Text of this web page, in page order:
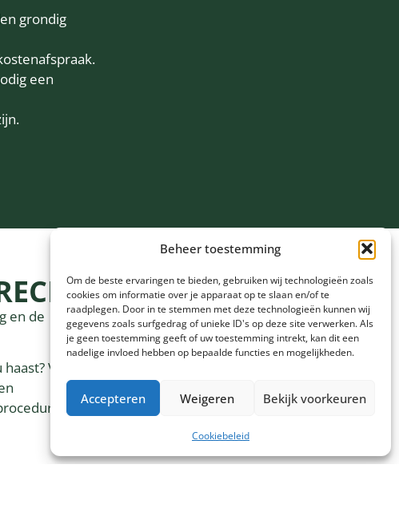
Beheer toestemming
Om de beste ervaringen te bieden, gebruiken wij technologieën zoals
cookies om informatie over je apparaat op te slaan en/of te
raadplegen. Door in te stemmen met deze technologieën kunnen wij
gegevens zoals surfgedrag of unieke ID's op deze site verwerken. Als
je geen toestemming geeft of uw toestemming intrekt, kan dit een
nadelige invloed hebben op bepaalde functies en mogelijkheden.
Accepteren Weigeren Bekijk voorkeuren
Cookiebeleid
grondig
een
ADVOCAAT?
en de
Vaak
tot